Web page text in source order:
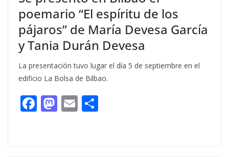
poemario “El espíritu de los
pájaros” de María Devesa García
y Tania Durán Devesa
La presentación tuvo lugar el día 5 de septiembre en el
edificio La Bolsa de Bilbao.
F M E